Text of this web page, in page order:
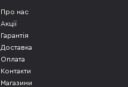
Про нас
Акції
Гарантія
Доставка
Оплата
Контакти
Магазини